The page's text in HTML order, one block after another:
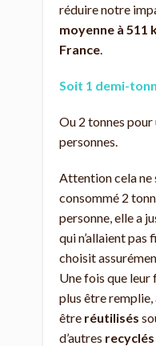
réduire notre
moyenne à 511
France
Soit 1 demi-
Ou 2 tonnes
personnes.
Attention cela ne
consommé 2
personne, elle a
qui n’allaient pas
choisit
Une fois que
plus être
être réutilisés
d’autres recyclés